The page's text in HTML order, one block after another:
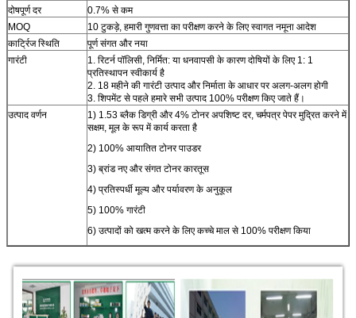
दोषपूर्ण दर
0.7% से कम
MOQ
10 टुकड़े, हमारी गुणवत्ता का परीक्षण करने के लिए स्वागत नमूना आदेश
कार्ट्रिज स्थिति
पूर्ण संगत और नया
गारंटी
1. रिटर्न पॉलिसी, निर्मित: या धनवापसी के कारण दोषियों के लिए 1: 1
प्रतिस्थापन स्वीकार्य है
2. 18 महीने की गारंटी उत्पाद और निर्माता के आधार पर अलग-अलग होगी
3. शिपमेंट से पहले हमारे सभी उत्पाद 100% परीक्षण किए जाते हैं।
उत्पाद वर्णन
1) 1.53 ब्लैक डिग्री और 4% टोनर अपशिष्ट दर, चर्मपत्र पेपर मुद्रित करने में
सक्षम, मूल के रूप में कार्य करता है
2) 100% आयातित टोनर पाउडर
3) ब्रांड नए और संगत टोनर कारतूस
4) प्रतिस्पर्धी मूल्य और पर्यावरण के अनुकूल
5) 100% गारंटी
6) उत्पादों को खत्म करने के लिए कच्चे माल से 100% परीक्षण किया